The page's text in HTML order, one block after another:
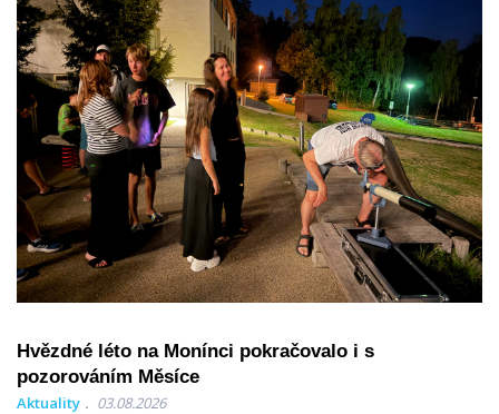
Hvězdné léto na Monínci pokračovalo i s
pozorováním Měsíce
Aktuality 03.08.2026